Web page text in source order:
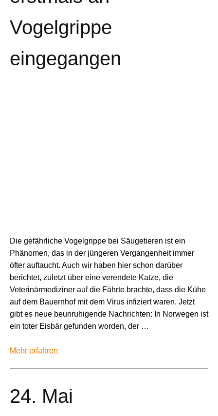
Vogelgrippe
eingegangen
Die gefährliche Vogelgrippe bei Säugetieren ist ein
Phänomen, das in der jüngeren Vergangenheit immer
öfter auftaucht. Auch wir haben hier schon darüber
berichtet, zuletzt über eine verendete Katze, die
Veterinärmediziner auf die Fährte brachte, dass die Kühe
auf dem Bauernhof mit dem Virus infiziert waren. Jetzt
gibt es neue beunruhigende Nachrichten: In Norwegen ist
ein toter Eisbär gefunden worden, der …
Mehr erfahren
24. Mai